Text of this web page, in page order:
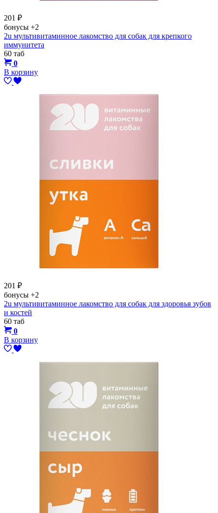
201 ₽
бонусы +2
2u мультивитаминное лакомство для собак для крепкого
иммунитета
60 таб
0
В корзину
201 ₽
бонусы +2
2u мультивитаминное лакомство для собак для здоровья зубов
и костей
60 таб
0
В корзину